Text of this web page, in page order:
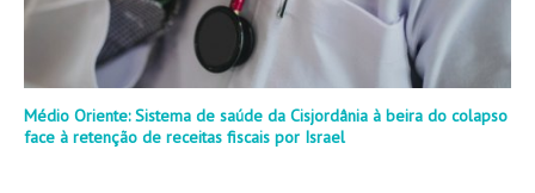
Médio Oriente: Sistema de saúde da Cisjordânia à beira do colapso
face à retenção de receitas fiscais por Israel